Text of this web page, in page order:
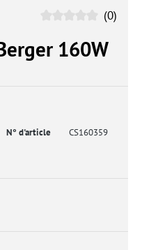
(0)
160W
N° d'article CS160359